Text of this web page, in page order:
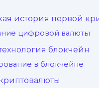
история первой
цифровой валюты
блокчейн
в блокчейне